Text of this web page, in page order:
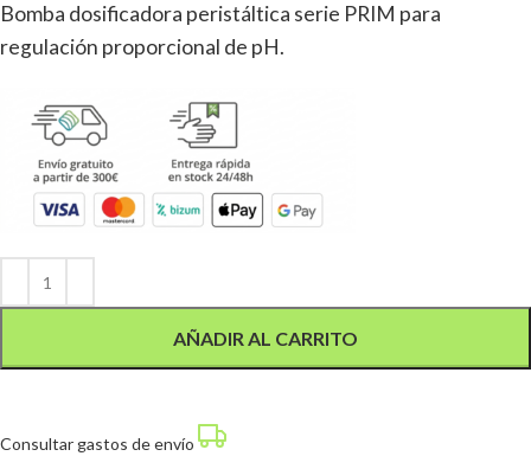
Bomba dosificadora peristáltica serie PRIM para
regulación proporcional de pH.
AÑADIR AL CARRITO
Consultar gastos de envío